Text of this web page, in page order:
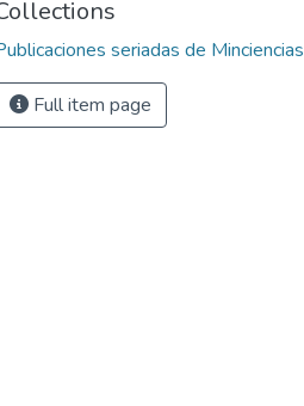
seriadas de Minciencias
Full item page